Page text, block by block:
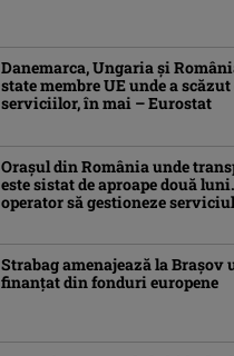
Danemarca, Ungaria şi
state membre UE unde a
serviciilor, în mai – Eurostat
Orașul din România unde
este sistat de aproape două
operator să gestioneze serviciul
Strabag amenajează la Brașov
finanțat din fonduri europene